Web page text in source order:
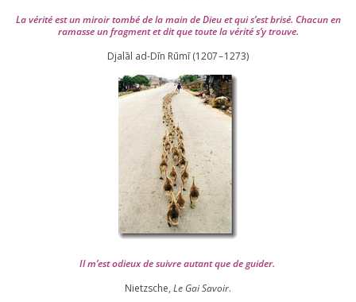
La véri­té est un miroir tom­bé de la main de Dieu et qui s’est bri­sé. Chacun en
ramasse un frag­ment et dit que toute la véri­té s’y trouve.
Djalāl ad-Dīn Rūmī (1207–1273)
Il m’est odieux de suivre autant que de gui­der.
Nietzsche, Le Gai Savoir.